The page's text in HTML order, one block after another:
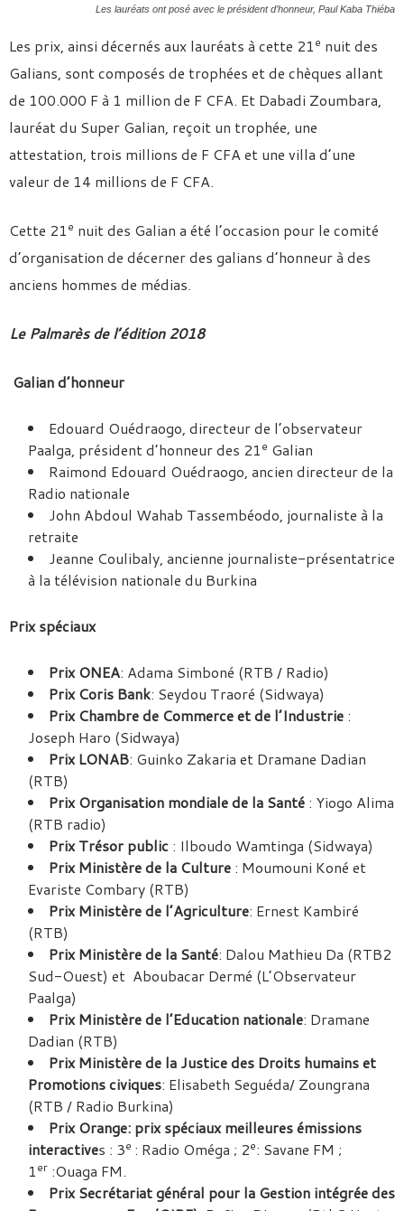
Les lauréats ont posé avec le président d’honneur, Paul Kaba Thiéba
Les prix, ainsi décernés aux lauréats à cette 21e nuit des
Galians, sont composés de trophées et de chèques allant
de 100.000 F à 1 million de F CFA. Et Dabadi Zoumbara,
lauréat du Super Galian, reçoit un trophée, une
attestation, trois millions de F CFA et une villa d’une
valeur de 14 millions de F CFA.
Cette 21e nuit des Galian a été l’occasion pour le comité
d’organisation de décerner des galians d’honneur à des
anciens hommes de médias.
Le Palmarès de l’édition 2018
Galian d’honneur
Edouard Ouédraogo, directeur de l’observateur
Paalga, président d’honneur des 21e Galian
Raimond Edouard Ouédraogo, ancien directeur de la
Radio nationale
John Abdoul Wahab Tassembéodo, journaliste à la
retraite
Jeanne Coulibaly, ancienne journaliste-présentatrice
à la télévision nationale du Burkina
Prix spéciaux
Prix ONEA: Adama Simboné (RTB / Radio)
Prix Coris Bank: Seydou Traoré (Sidwaya)
Prix Chambre de Commerce et de l’Industrie :
Joseph Haro (Sidwaya)
Prix LONAB: Guinko Zakaria et Dramane Dadian
(RTB)
Prix Organisation mondiale de la Santé : Yiogo Alima
(RTB radio)
Prix Trésor public : Ilboudo Wamtinga (Sidwaya)
Prix Ministère de la Culture : Moumouni Koné et
Evariste Combary (RTB)
Prix Ministère de l’Agriculture: Ernest Kambiré
(RTB)
Prix Ministère de la Santé: Dalou Mathieu Da (RTB2
Sud-Ouest) et Aboubacar Dermé (L’Observateur
Paalga)
Prix Ministère de l’Education nationale: Dramane
Dadian (RTB)
Prix Ministère de la Justice des Droits humains et
Promotions civiques: Elisabeth Seguéda/ Zoungrana
(RTB / Radio Burkina)
Prix Orange: prix spéciaux meilleures émissions
interactives : 3e : Radio Oméga ; 2e: Savane FM ;
1er :Ouaga FM.
Prix Secrétariat général pour la Gestion intégrée des